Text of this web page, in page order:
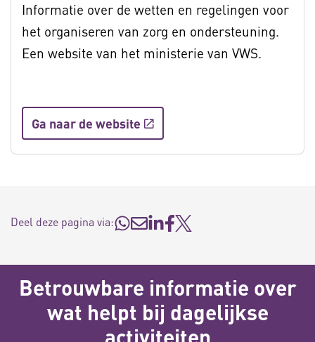
Informatie over de wetten en regelingen voor
het organiseren van zorg en ondersteuning.
Een website van het ministerie van VWS.
Ga naar de website
Deel deze pagina via:
Betrouwbare informatie over
wat helpt bij dagelijkse
activiteiten